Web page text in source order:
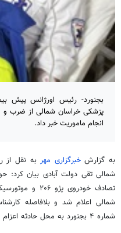
بجنورد- رئیس اورژانس پیش
پزشکی خراسان شمالی از ضرب
انجام ماموریت خبر داد.
به گزارشخبرگزاری مهر به نقل از
شماره ۴ بجنورد به محل حادثه اعزام و چند دقیقه بعد در صحنه حاضر شدند.